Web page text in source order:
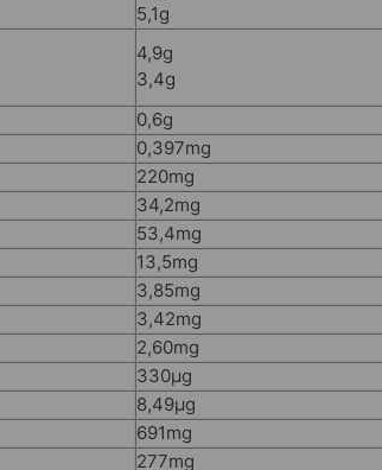
5,1g
4,9g
3,4g
0,6g
0,397mg
220mg
34,2mg
53,4mg
13,5mg
3,85mg
3,42mg
2,60mg
330µg
8,49µg
691mg
277mg